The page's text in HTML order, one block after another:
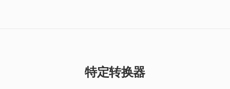
特定转换器